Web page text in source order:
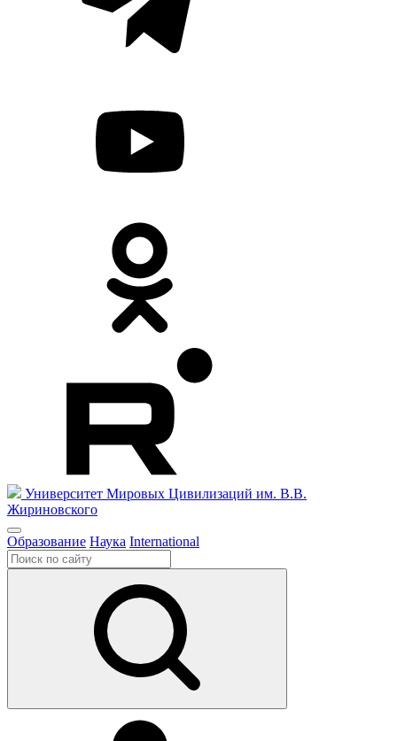
Университет Мировых Цивилизаций им. В.В.
Жириновского
Образование Наука International